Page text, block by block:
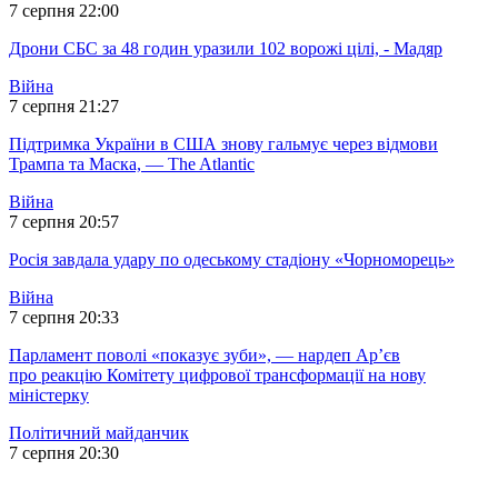
7 серпня 22:00
Дрони СБС за 48 годин уразили 102 ворожі цілі, - Мадяр
Війна
7 серпня 21:27
Підтримка України в США знову гальмує через відмови
Трампа та Маска, — The Atlantic
Війна
7 серпня 20:57
Росія завдала удару по одеському стадіону «Чорноморець»
Війна
7 серпня 20:33
Парламент поволі «показує зуби», — нардеп Ар’єв
про реакцію Комітету цифрової трансформації на нову
міністерку
Політичний майданчик
7 серпня 20:30